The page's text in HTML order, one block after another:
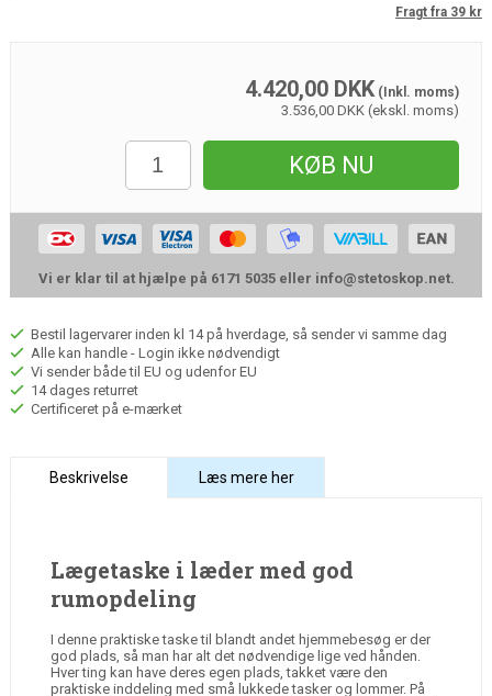
Fragt fra 39 kr
4.420,00 DKK(Inkl. moms)
3.536,00 DKK (ekskl. moms)
KØB NU
Vi er klar til at hjælpe på 6171 5035 eller info@stetoskop.net.
Bestil lagervarer inden kl 14 på hverdage, så sender vi samme dag
Alle kan handle - Login ikke nødvendigt
Vi sender både til EU og udenfor EU
14 dages returret
Certificeret på e-mærket
Beskrivelse Læs mere her
Lægetaske i læder med god
rumopdeling
I denne praktiske taske til blandt andet hjemmebesøg er der
god plads, så man har alt det nødvendige lige ved hånden.
Hver ting kan have deres egen plads, takket være den
praktiske inddeling med små lukkede tasker og lommer. På